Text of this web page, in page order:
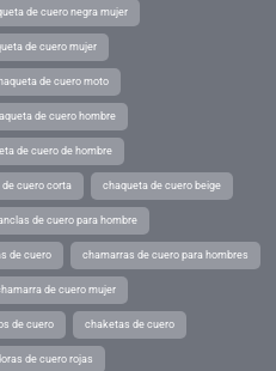
de cuero negra mujer
de cuero mujer
de cuero moto
de cuero hombre
de cuero de hombre
cuero corta chaqueta de cuero beige
de cuero para hombre
de cuero chamarras de cuero para hombres
de cuero mujer
de cuero chaketas de cuero
de cuero rojas